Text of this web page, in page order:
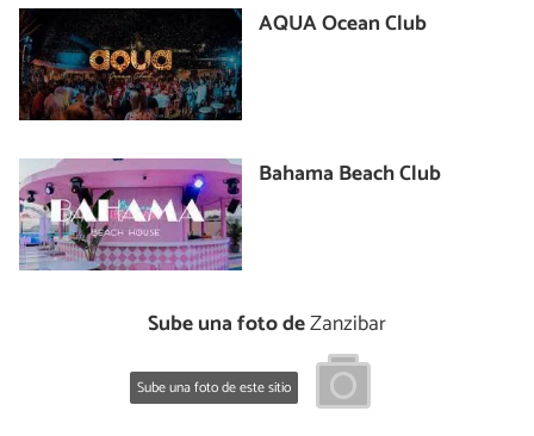
AQUA Ocean Club
Bahama Beach Club
Sube una foto deZanzibar
Sube una foto de este sitio